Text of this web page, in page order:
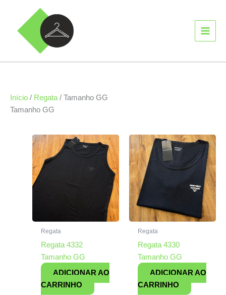
conteúdo
Início / Regata / Tamanho GG
Tamanho GG
Regata
Regata 4332
Tamanho GG
ADICIONAR AO
CARRINHO
Regata
Regata 4330
Tamanho GG
ADICIONAR AO
CARRINHO